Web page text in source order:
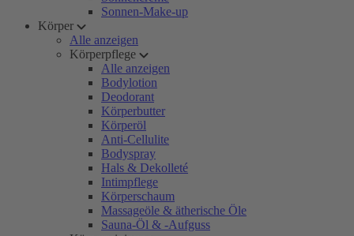
Sonnen-Make-up
Körper
Alle anzeigen
Körperpflege
Alle anzeigen
Bodylotion
Deodorant
Körperbutter
Körperöl
Anti-Cellulite
Bodyspray
Hals & Dekolleté
Intimpflege
Körperschaum
Massageöle & ätherische Öle
Sauna-Öl & -Aufguss